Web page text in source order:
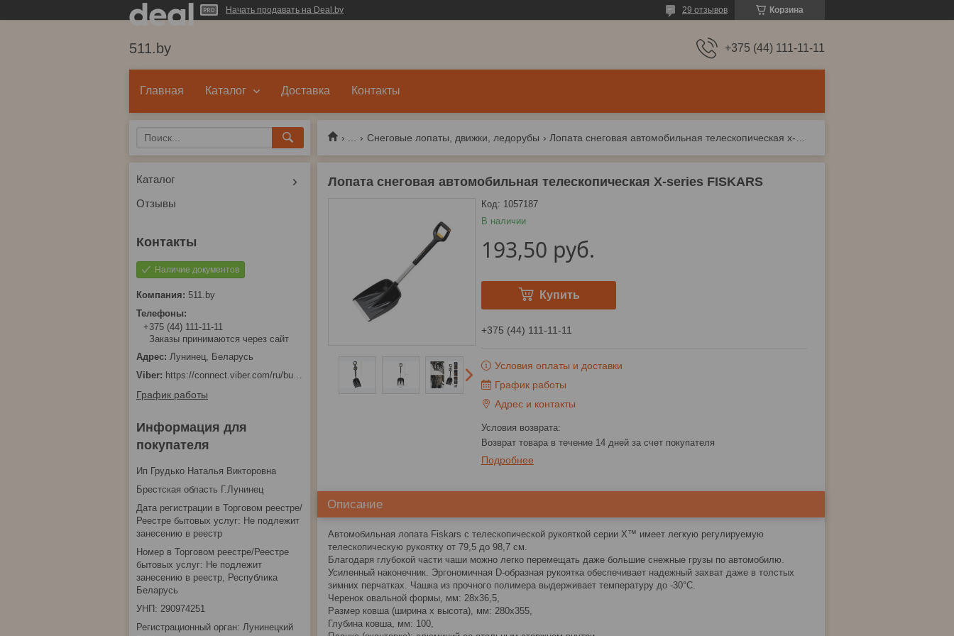
Начать продавать на Deal.by Корзина
29 отзывов
511.by +375 (44) 111-11-11
Главная Каталог Доставка Контакты
Снеговые лопаты, движки, ледорубы
Лопата снеговая автомобильная телескопическая X-series FISKARS
В наличии
Код: 1057187
193,50 руб.
Купить
+375 (44) 111-11-11
Условия оплаты и доставки
График работы
Адрес и контакты
возврат товара в течение 14 дней за счет покупателя
Подробнее
Описание
Автомобильная лопата Fiskars с телескопической рукояткой серии X™ имеет легкую регулируемую
телескопическую рукоятку от 79,5 до 98,7 см.
Благодаря глубокой части чаши можно легко перемещать даже большие снежные грузы по автомобилю.
Усиленный наконечник. Эргономичная D-образная рукоятка обеспечивает надежный захват даже в толстых
зимних перчатках. Чашка из прочного полимера выдерживает температуру до -30°C.
Черенок овальной формы, мм: 28х36,5,
Размер ковша (ширина х высота), мм: 280х355,
Глубина ковша, мм: 100,
Каталог
Отзывы
Наличие документов
511.by
+375 (44) 111-11-11
Заказы принимаются через сайт
Лунинец, Беларусь
https://connect.viber.com/ru/business/1d480fbc-bd61-11ef-8513-eab83dfd23fa
График работы
Информация для
покупателя
Ип Грудько Наталья Викторовна
Брестская область Г.Лунинец
Дата регистрации в Торговом реестре/
Реестре бытовых услуг: Не подлежит
занесению в реестр
Номер в Торговом реестре/Реестре
бытовых услуг: Не подлежит
занесению в реестр, Республика
Беларусь
УНП: 290974251
Регистрационный орган: Лунинецкий